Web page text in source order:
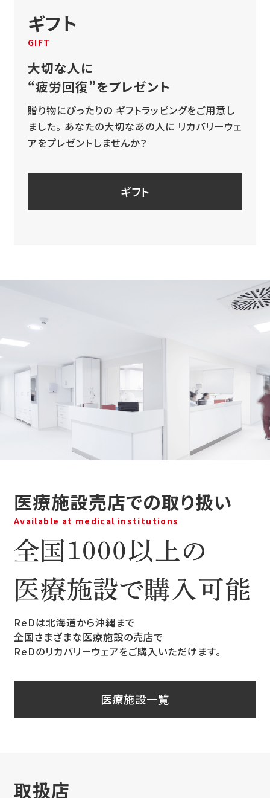
ギフト
GIFT
大切な人に
“疲労回復”をプレゼント
贈り物にぴったりの ギフトラッピングをご用意し
ました。 あなたの大切なあの人に リカバリーウェ
アをプレゼントしませんか？
ギフト
医療施設売店での取り扱い
Available at medical institutions
ReDは北海道から沖縄まで
全国さまざまな医療施設の売店で
ReDのリカバリーウェアをご購入いただけます。
医療施設一覧
取扱店